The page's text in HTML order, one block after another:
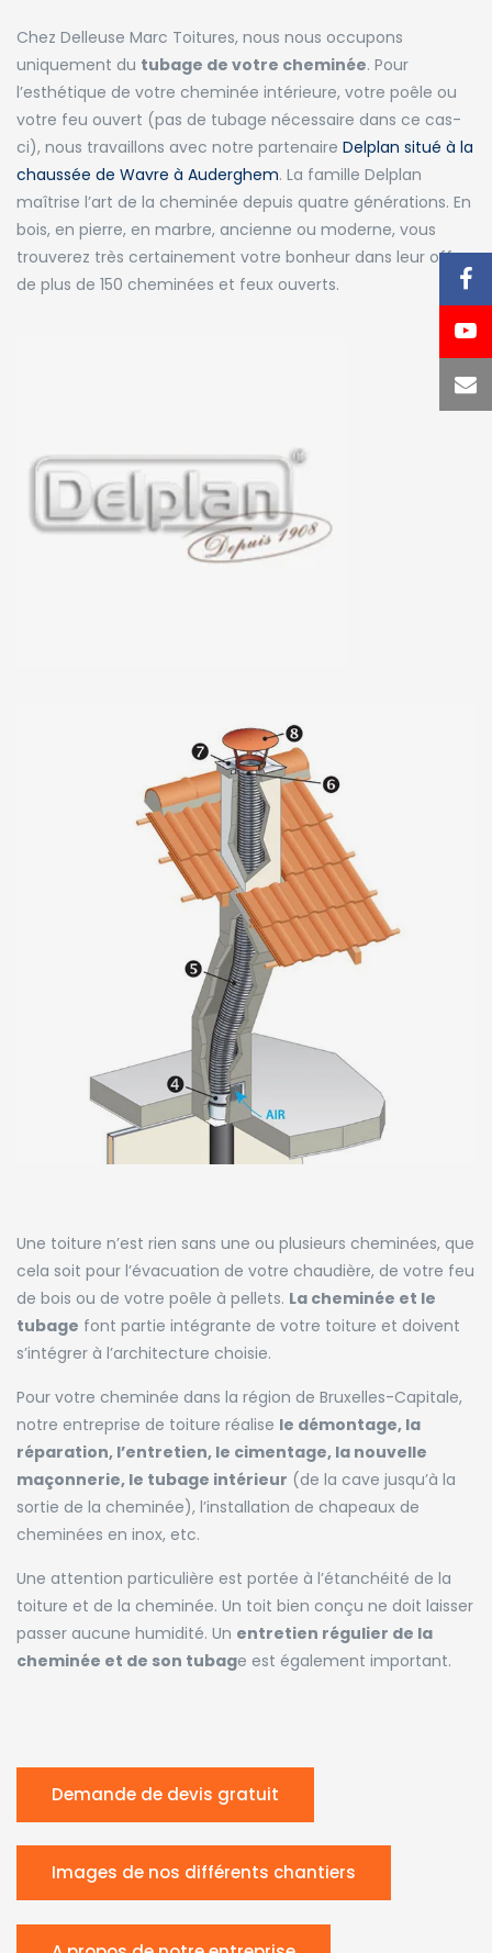
Chez Delleuse Marc Toitures, nous nous occupons
uniquement du tubage de votre cheminée. Pour
l’esthétique de votre cheminée intérieure, votre poêle ou
votre feu ouvert (pas de tubage nécessaire dans ce cas-
ci), nous travaillons avec notre partenaire Delplan situé à la
chaussée de Wavre à Auderghem. La famille Delplan
maîtrise l’art de la cheminée depuis quatre générations. En
bois, en pierre, en marbre, ancienne ou moderne, vous
trouverez très certainement votre bonheur dans leur offre
de plus de 150 cheminées et feux ouverts.
Une toiture n’est rien sans une ou plusieurs cheminées, que
cela soit pour l’évacuation de votre chaudière, de votre feu
de bois ou de votre poêle à pellets. La cheminée et le
tubage font partie intégrante de votre toiture et doivent
s’intégrer à l’architecture choisie.
Pour votre cheminée dans la région de Bruxelles-Capitale,
notre entreprise de toiture réalise le démontage, la
réparation, l’entretien, le cimentage, la nouvelle
maçonnerie, le tubage intérieur (de la cave jusqu’à la
sortie de la cheminée), l’installation de chapeaux de
cheminées en inox, etc.
Une attention particulière est portée à l’étanchéité de la
toiture et de la cheminée. Un toit bien conçu ne doit laisser
passer aucune humidité. Un entretien régulier de la
cheminée et de son tubage est également important.
Demande de devis gratuit
Images de nos différents chantiers